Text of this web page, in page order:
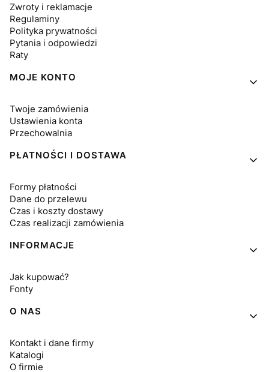
Zwroty i reklamacje
Regulaminy
Polityka prywatności
Pytania i odpowiedzi
Raty
MOJE KONTO
Twoje zamówienia
Ustawienia konta
Przechowalnia
PŁATNOŚCI I DOSTAWA
Formy płatności
Dane do przelewu
Czas i koszty dostawy
Czas realizacji zamówienia
INFORMACJE
Jak kupować?
Fonty
O NAS
Kontakt i dane firmy
Katalogi
O firmie